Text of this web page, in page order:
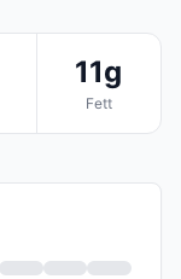
11g
Fett